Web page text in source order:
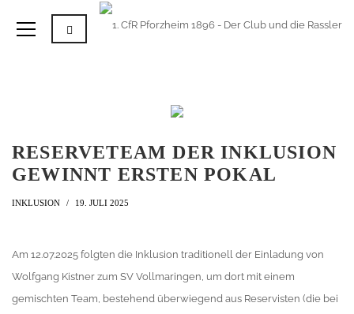
RESERVETEAM DER INKLUSION
GEWINNT ERSTEN POKAL
INKLUSION 19. JULI 2025
Am 12.07.2025 folgten die Inklusion traditionell der Einladung von
Wolfgang Kistner zum SV Vollmaringen, um dort mit einem
gemischten Team, bestehend überwiegend aus Reservisten (die bei